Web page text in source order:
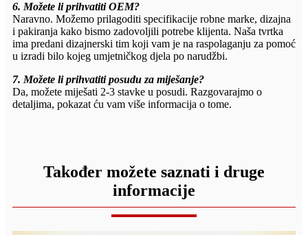
6. Možete li prihvatiti OEM?
Naravno. Možemo prilagoditi specifikacije robne marke, dizajna
i pakiranja kako bismo zadovoljili potrebe klijenta. Naša tvrtka
ima predani dizajnerski tim koji vam je na raspolaganju za pomoć
u izradi bilo kojeg umjetničkog djela po narudžbi.
7. Možete li prihvatiti posudu za miješanje?
Da, možete miješati 2-3 stavke u posudi. Razgovarajmo o
detaljima, pokazat ću vam više informacija o tome.
Također možete saznati i druge
informacije